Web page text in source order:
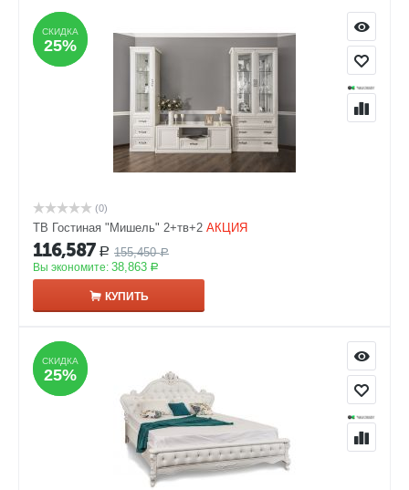
СКИДКА
25%
СКИДКА
25%
(0)
ТВ Гостиная "Мишель" 2+тв+2 АКЦИЯ
116,587 Р 155,450 Р
Вы экономите: 38,863 Р
КУПИТЬ
СКИДКА
25%
СКИДКА
25%